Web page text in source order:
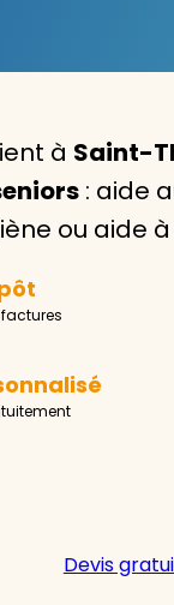
à Saint-
: aide
ou aide
Devis